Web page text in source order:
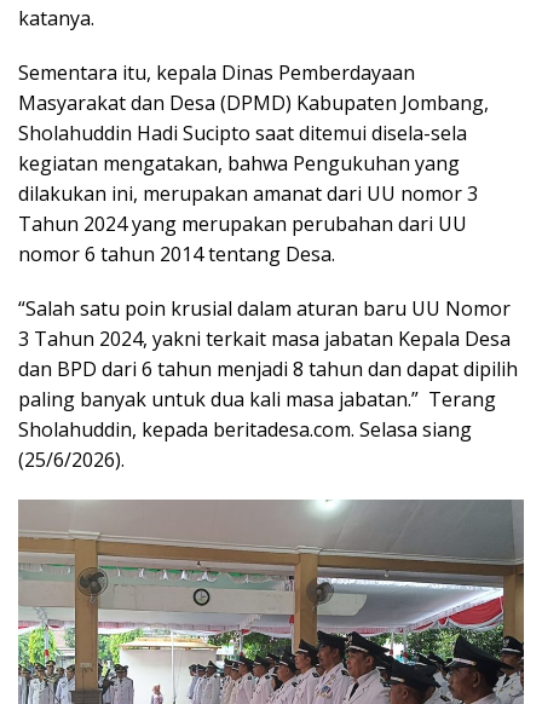
katanya.
Sementara itu, kepala Dinas Pemberdayaan
Masyarakat dan Desa (DPMD) Kabupaten Jombang,
Sholahuddin Hadi Sucipto saat ditemui disela-sela
kegiatan mengatakan, bahwa Pengukuhan yang
dilakukan ini, merupakan amanat dari UU nomor 3
Tahun 2024 yang merupakan perubahan dari UU
nomor 6 tahun 2014 tentang Desa.
“Salah satu poin krusial dalam aturan baru UU Nomor
3 Tahun 2024, yakni terkait masa jabatan Kepala Desa
dan BPD dari 6 tahun menjadi 8 tahun dan dapat dipilih
paling banyak untuk dua kali masa jabatan.” Terang
Sholahuddin, kepada beritadesa.com. Selasa siang
(25/6/2026).